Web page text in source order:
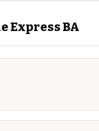
Express BA